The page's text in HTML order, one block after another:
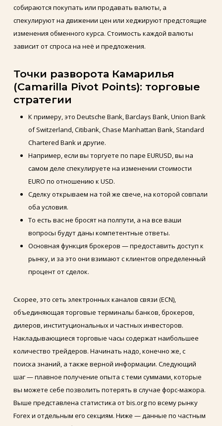
собираются покупать или продавать валюты, а
спекулируют на движении цен или хеджируют предстоящие
изменения обменного курса. Стоимость каждой валюты
зависит от спроса на неё и предложения.
Точки разворота Камарилья
(Camarilla Pivot Points): торговые
стратегии
К примеру, это Deutsche Bank, Barclays Bank, Union Bank
of Switzerland, Citibank, Chase Manhattan Bank, Standard
Chartered Bank и другие.
Например, если вы торгуете по паре EURUSD, вы на
самом деле спекулируете на изменении стоимости
EURO по отношению к USD.
Сделку открываем на той же свече, на которой совпали
оба условия.
То есть вас не бросят на полпути, а на все ваши
вопросы будут даны компетентные ответы.
Основная функция брокеров — предоставить доступ к
рынку, и за это они взимают с клиентов определенный
процент от сделок.
Скорее, это сеть электронных каналов связи (ECN),
объединяющая торговые терминалы банков, брокеров,
дилеров, институциональных и частных инвесторов.
Накладывающиеся торговые часы содержат наибольшее
количество трейдеров. Начинать надо, конечно же, с
поиска знаний, а также верной информации. Следующий
шаг — плавное получение опыта с теми суммами, которые
вы можете себе позволить потерять в случае форс-мажора.
Выше представлена статистика от bis.org по всему рынку
Forex и отдельным его секциям. Ниже — данные по частным